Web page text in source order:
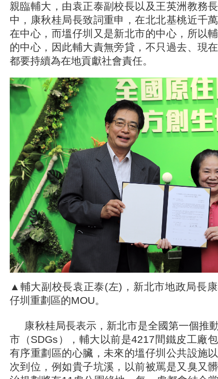
親臨輔大，由袁正泰副校長以及王英洲教務
中，康秋桂局長致詞重申，在北北基桃近千
在中心，而塭仔圳又是新北市的中心，所以
的中心，因此輔大責無旁貸，不只過去、現
都要持續為在地貢獻社會責任。
▲輔大副校長袁正泰(左)，新北市地政局長
仔圳重劃區的MOU。
康秋桂局長表示，新北市是全國第一個推
市（SDGs），輔大以前是4217間鐵皮工廠
有序重劃區的心臟，未來的塭仔圳公共設施
次到位，例如貴子坑溪，以前被罵是又臭又